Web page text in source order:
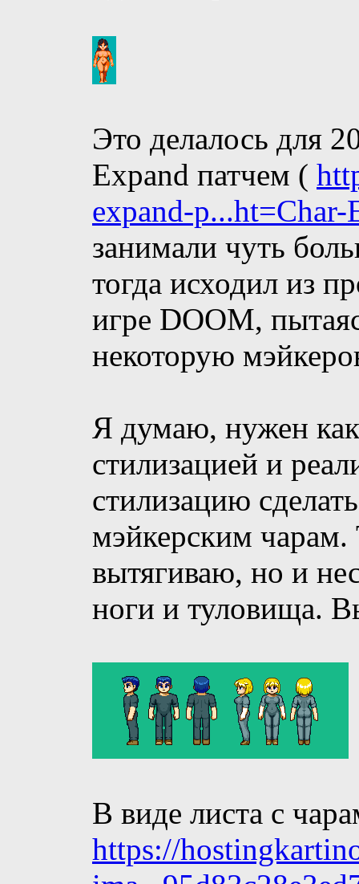
Это делалось для
Expand патчем (
expand-p...ht=Char-
занимали чуть
тогда исходил из
игре DOOM,
некоторую
Я думаю, нужен
стилизацией и
стилизацию
мэйкерским чарам.
вытягиваю, но и
ноги и туловища.
В виде листа с
https://